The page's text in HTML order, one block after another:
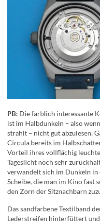
PB: Die farblich interessante
ist im Halbdunkeln – also
strahlt – nicht gut abzulesen.
Circula bereits im
Vorteil ihres vollflächig
Tageslicht noch sehr
verwandelt sich im Dunkeln
Scheibe, die man im Kino fast
den Zorn der Sitznachbarn
Das sandfarbene Textilband
Lederstreifen hinterfüttert